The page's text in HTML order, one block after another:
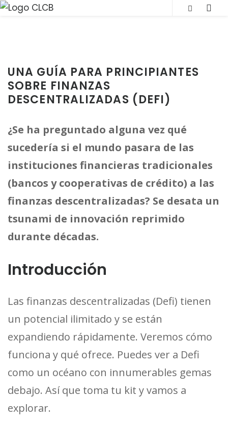
S
UNA GUÍA PARA PRINCIPIANTES
SOBRE FINANZAS
DESCENTRALIZADAS (DEFI)
¿Se ha preguntado alguna vez qué
sucedería si el mundo pasara de las
instituciones financieras tradicionales
(bancos y cooperativas de crédito) a las
finanzas descentralizadas? Se desata un
tsunami de innovación reprimido
durante décadas.
Introducción
Las finanzas descentralizadas (Defi) tienen
un potencial ilimitado y se están
expandiendo rápidamente. Veremos cómo
funciona y qué ofrece. Puedes ver a Defi
como un océano con innumerables gemas
debajo. Así que toma tu kit y vamos a
explorar.